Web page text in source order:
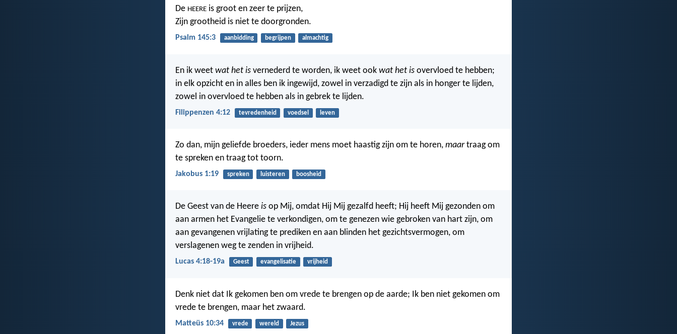
De HEERE is groot en zeer te prijzen,
Zijn grootheid is niet te doorgronden.
Psalm 145:3 aanbidding begrijpen almachtig
En ik weet wat het is vernederd te worden, ik weet ook wat het is overvloed te hebben;
in elk opzicht en in alles ben ik ingewijd, zowel in verzadigd te zijn als in honger te lijden,
zowel in overvloed te hebben als in gebrek te lijden.
Filippenzen 4:12 tevredenheid voedsel leven
Zo dan, mijn geliefde broeders, ieder mens moet haastig zijn om te horen, maartraag om
te spreken en traag tot toorn.
Jakobus 1:19 spreken luisteren boosheid
De Geest van de Heere is op Mij, omdat Hij Mij gezalfd heeft; Hij heeft Mij gezonden om
aan armen het Evangelie te verkondigen, om te genezen wie gebroken van hart zijn, om
aan gevangenen vrijlating te prediken en aan blinden het gezichtsvermogen, om
verslagenen weg te zenden in vrijheid.
Lucas 4:18-19a Geest evangelisatie vrijheid
Denk niet dat Ik gekomen ben om vrede te brengen op de aarde; Ik ben niet gekomen om
vrede te brengen, maar het zwaard.
Matteüs 10:34 vrede wereld Jezus